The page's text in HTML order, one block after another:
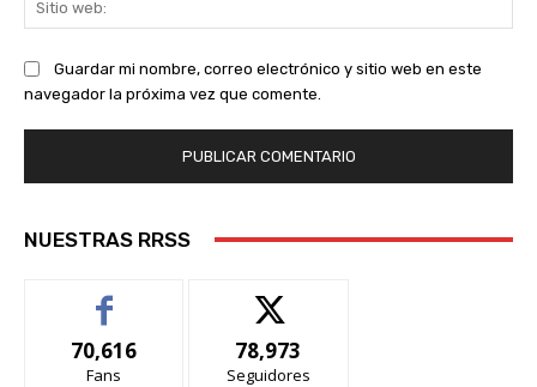
Guardar mi nombre, correo electrónico y sitio web en este
navegador la próxima vez que comente.
NUESTRAS RRSS
70,616
Fans
78,973
Seguidores